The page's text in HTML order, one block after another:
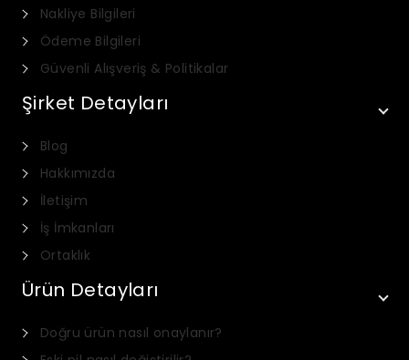
Nakliye Bilgileri
Ödeme Bilgileri
Güvenli Alışveriş & Politikalar
Şirket Detayları
Blog
Hakkımızda
İletişim
İş İmkanları
Ortaklık
Ürün Detayları
Doğru ürün nasıl onaylanır?